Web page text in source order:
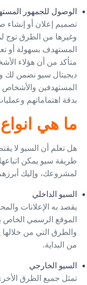
الوصول للجمهور
تصميم إعلان أو إنشاء
وغيرها من الطرق توج
المستهدف بسهولة أو
متأكد من أن هؤلاء
ديجيتال سيو نضمن لك
المستهدفين والأشخاص
بدقة اهتماماتهم
ما هي
هل تعلم أن السيو لا
طريقة سيو يمكن
لمشروعك، وإليك
السيو الداخلي
يقصد به الإعلانات
الموقع الرسمي الخاص
والطرق التي من
من البداية.
السيو الخارجي
تمثل جميع الطرق